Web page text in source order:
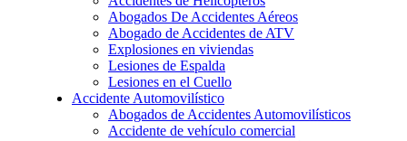
Abogados De Accidentes Aéreos
Abogado de Accidentes de ATV
Explosiones en viviendas
Lesiones de Espalda
Lesiones en el Cuello
Accidente Automovilístico
Abogados de Accidentes Automovilísticos
Accidente de vehículo comercial